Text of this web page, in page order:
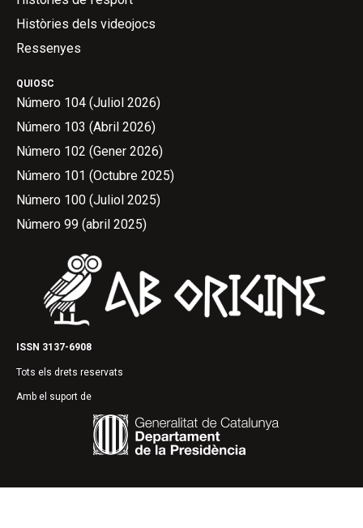
ISSN 3137-6908
Tots els drets reservats
Amb el suport de
QUIOSC
Número 104 (Juliol 2026)
Número 103 (Abril 2026)
Número 102 (Gener 2026)
Número 101 (Octubre 2025)
Número 100 (Juliol 2025)
Número 99 (abril 2025)
Històries dels videojocs
Ressenyes